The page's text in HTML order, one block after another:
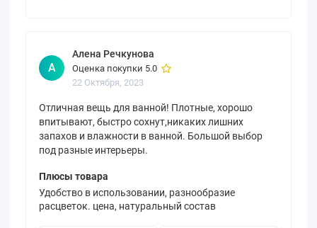
А
Алена Речкунова
Оценка покупки 5.0
22 Октября, 2023
Отличная вещь для ванной! Плотные, хорошо
впитывают, быстро сохнут,никаких лишних
запахов и влажности в ванной. Большой выбор
под разные интерьеры.
Плюсы товара
Удобство в использовании, разнообразие
расцветок. цена, натуральный состав